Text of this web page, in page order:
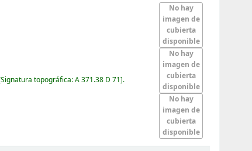
No hay
imagen de
cubierta
disponible
No hay
imagen de
cubierta
disponible
No hay
imagen de
cubierta
disponible
Signatura topográfica:A 371.38 D 71 .